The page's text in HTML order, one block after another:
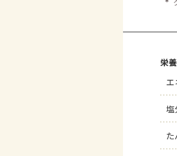
栄
エ
塩
た